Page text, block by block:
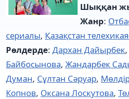
Шыққан
Жанр:
сериалы, Қазақстан
Рөлдерде: Дархан Дайырбек,
Байбосынова, Жандарбек
Думан, Сұлтан Сәруар,
Копнов, Оксана Лоскутова,